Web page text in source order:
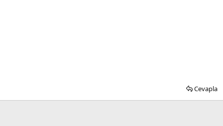
Cevapla